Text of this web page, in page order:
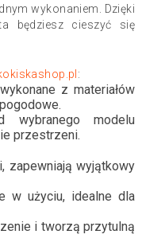
wykonaniem. Dzięki
będziesz cieszyć się
:
z materiałów
wybranego modelu
przestrzeni.
zapewniają wyjątkowy
w użyciu, idealne dla
i tworzą przytulną